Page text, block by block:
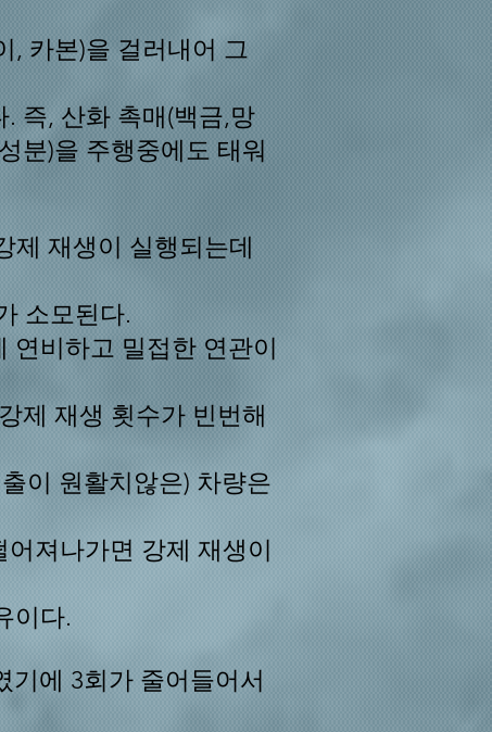
, 카본)을 걸러내어 그
. 즉, 산화 촉매(백금,망
분)을 주행중에도 태워
제 재생이 실행되는데
소모된다.
비하고 밀접한 연관이
제 재생 횟수가 빈번해
이 원활치않은) 차량은
져나가면 강제 재생이
이다.
에 3회가 줄어들어서